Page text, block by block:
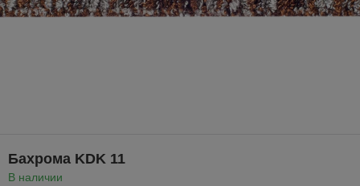
Бахрома KDK 11
В наличии